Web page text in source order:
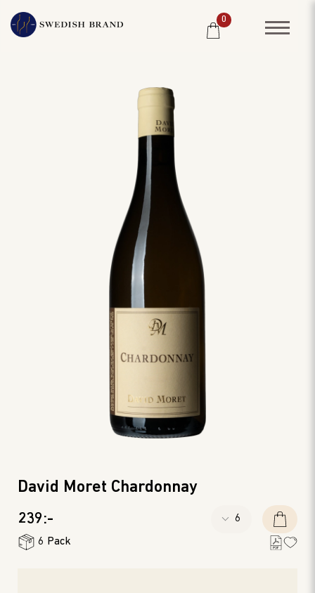
KUNDPORTRÄTT
0
David Moret Chardonnay
239:-
6 Pack